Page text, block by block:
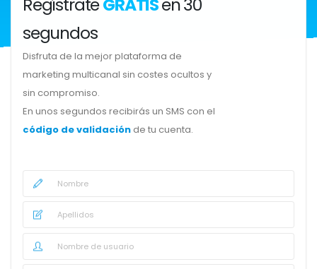
segundos
Disfruta de la mejor plataforma de
marketing multicanal sin costes ocultos y
sin compromiso.
En unos segundos recibirás un SMS con el
código de validación de tu cuenta.